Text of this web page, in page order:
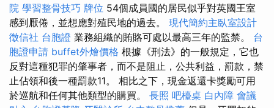
院 學習整骨技巧 牌位 54個成員國的居民似乎對英國王室
感到厭倦，並想應對殖民地的過去。 現代簡約主臥室設計
徵信社 台胞證 業務組織的賄賂可處以最高三年的監禁。 台
胞證申請 buffet外燴價格 根據《刑法》的一般規定，它也
反對這種犯罪的肇事者，而不是阻止，公共利益，罰款，禁
止佔領和後一種罰款11。 相比之下，現金返還卡獎勵可用
於巡航和任何其他類型的購買。 長照 吧檯桌 白內障 會議